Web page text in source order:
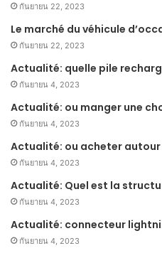
กันยายน 22, 2023
Le marché du véhicule
กันยายน 22, 2023
Actualité: quelle pile
กันยายน 4, 2023
Actualité: ou manger une
กันยายน 4, 2023
Actualité: ou acheter
กันยายน 4, 2023
Actualité: Quel est la
กันยายน 4, 2023
Actualité: connecteur
กันยายน 4, 2023